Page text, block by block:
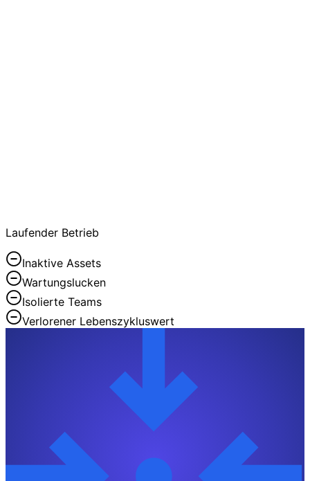
Laufender Betrieb
Inaktive Assets
Wartungslucken
Isolierte Teams
Verlorener Lebenszykluswert